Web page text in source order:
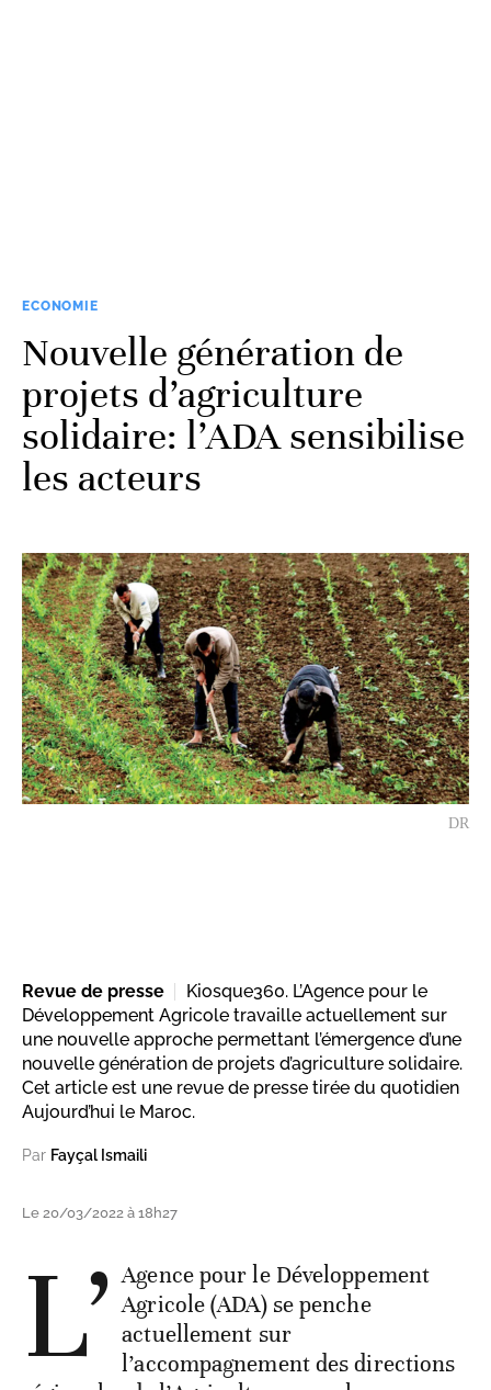
ECONOMIE
Nouvelle génération de
projets d’agriculture
solidaire: l’ADA sensibilise
les acteurs
DR
Revue de presse
Kiosque360. L’Agence pour le
Développement Agricole travaille actuellement sur
une nouvelle approche permettant l’émergence d’une
nouvelle génération de projets d’agriculture solidaire.
Cet article est une revue de presse tirée du quotidien
Aujourd’hui le Maroc.
Par Fayçal Ismaili
Le 20/03/2022 à 18h27
L’ Agence pour le Développement
Agricole (ADA) se penche
actuellement sur
l’accompagnement des directions